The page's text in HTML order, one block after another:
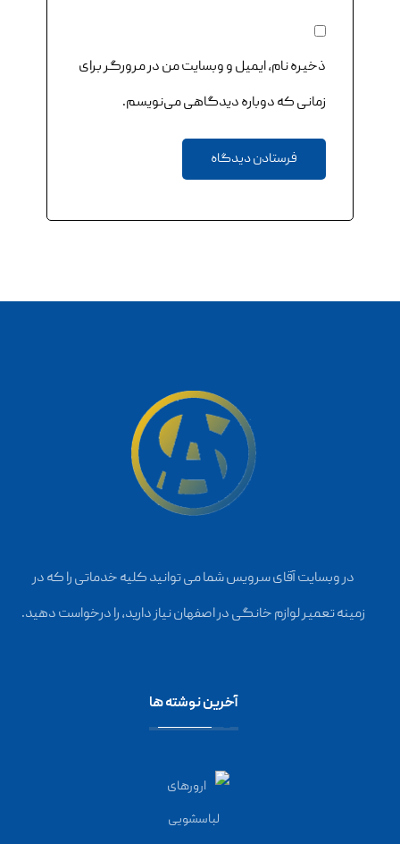
ذخیره نام، ایمیل و وبسایت من در مرورگر برای
زمانی که دوباره دیدگاهی می‌نویسم.
فرستادن دیدگاه
در وبسایت آقای سرویس شما می توانید کلیه خدماتی را که در
زمینه تعمیر لوازم خانگی در اصفهان نیاز دارید، را درخواست دهید.
آخرین نوشته ها